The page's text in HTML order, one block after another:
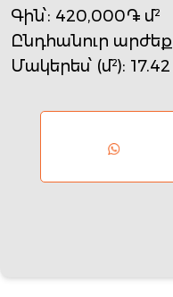
Գին՝: 420,000֏ մ²
Ընդհանուր արժեք
Մակերես՝ (մ²): 17.42